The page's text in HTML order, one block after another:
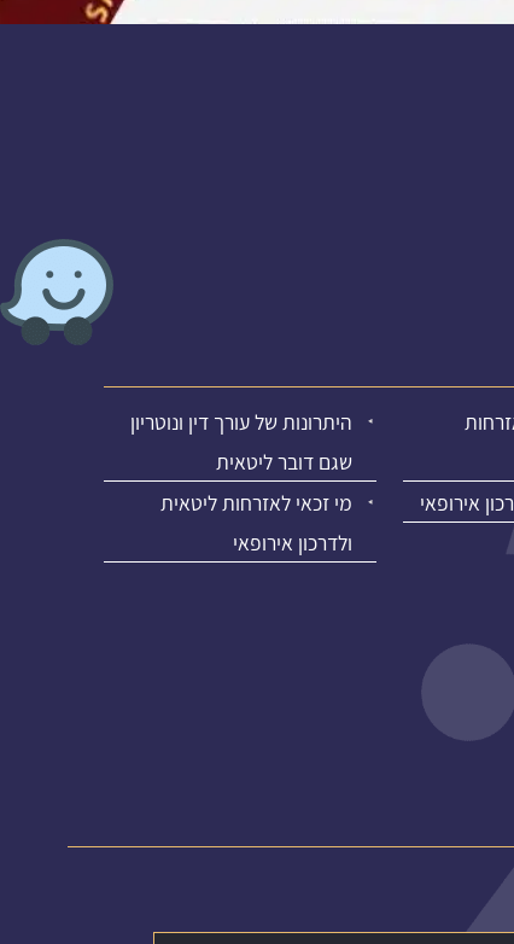
אירופאי
היתרונות של עורך דין ונוטריון
שגם דובר ליטאית
מי זכאי לאזרחות ליטאית
ולדרכון אירופאי